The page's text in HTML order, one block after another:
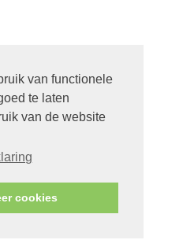
van functionele
te laten
van de website
cookies